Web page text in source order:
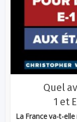
Quel
1 et
La France va-t-